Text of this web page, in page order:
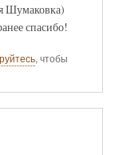
Шумаковка)
спасибо!
, чтобы